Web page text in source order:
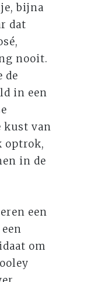
bijna
dat
nooit.
de
in een
kust van
optrok,
in de
een
om